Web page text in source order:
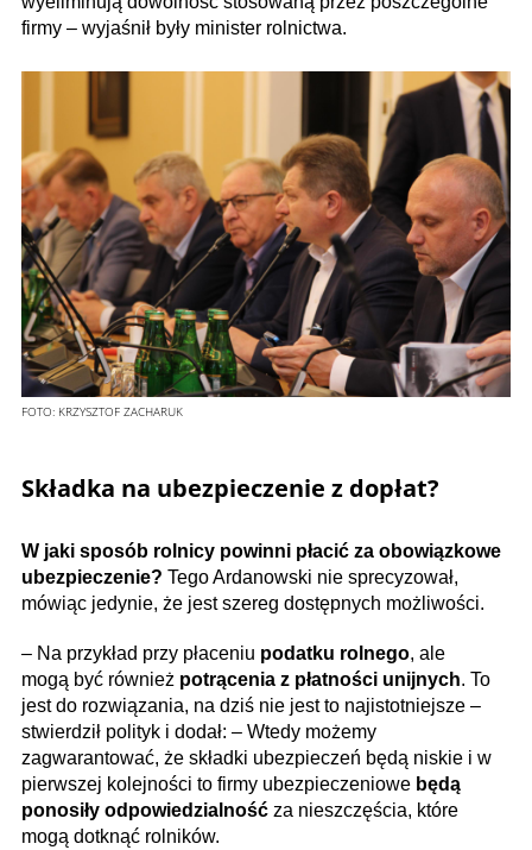
firmy – wyjaśnił były minister rolnictwa.
FOTO: KRZYSZTOF ZACHARUK
Składka na ubezpieczenie z dopłat?
W jaki sposób rolnicy powinni płacić za obowiązkowe
ubezpieczenie? Tego Ardanowski nie sprecyzował,
mówiąc jedynie, że jest szereg dostępnych możliwości.
– Na przykład przy płaceniu podatku rolnego, ale
mogą być również potrącenia z płatności unijnych. To
jest do rozwiązania, na dziś nie jest to najistotniejsze –
stwierdził polityk i dodał: – Wtedy możemy
zagwarantować, że składki ubezpieczeń będą niskie i w
pierwszej kolejności to firmy ubezpieczeniowe będą
ponosiły odpowiedzialność za nieszczęścia, które
mogą dotknąć rolników.